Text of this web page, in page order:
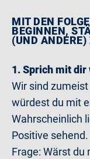
MIT DEN
BEGINNEN,
(UND
1. Sprich mit dir
Wir sind
würdest du mit
Wahrscheinlich
Positive
Frage: Wärst du